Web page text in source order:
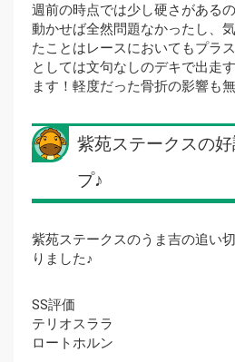
週前の時点では少し硬さがある
動かせば全然問題なかったし、
たことはレースにおいてもプラ
としては文句なしのデキで出走
ます！軽度だった骨折の影響も
紫苑ステークスの
プ♪
紫苑ステークスのうま吉の追い
りました♪
SS評価
テリオスララ
ロートホルン